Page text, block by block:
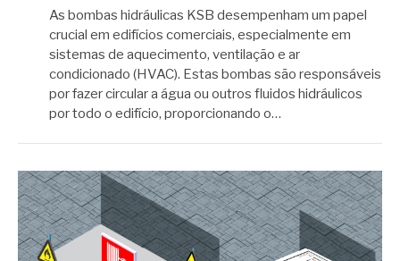
As bombas hidráulicas KSB desempenham um papel
crucial em edifícios comerciais, especialmente em
sistemas de aquecimento, ventilação e ar
condicionado (HVAC). Estas bombas são responsáveis
​​por fazer circular a água ou outros fluidos hidráulicos
por todo o edifício, proporcionando o…